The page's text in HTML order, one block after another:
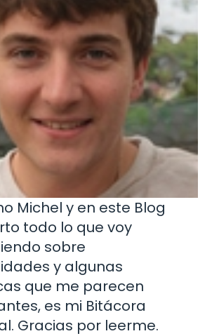
Michel y en este Blog
todo lo que voy
sobre
y algunas
que me parecen
es mi Bitácora
Gracias por leerme.